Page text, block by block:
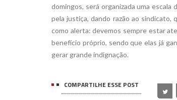
domingos, será organizada uma
pela justiça, dando razão ao
como alerta: devemos sempre estar
benefício próprio, sendo que elas já
gerar grande indignação.
COMPARTILHE ESSE POST